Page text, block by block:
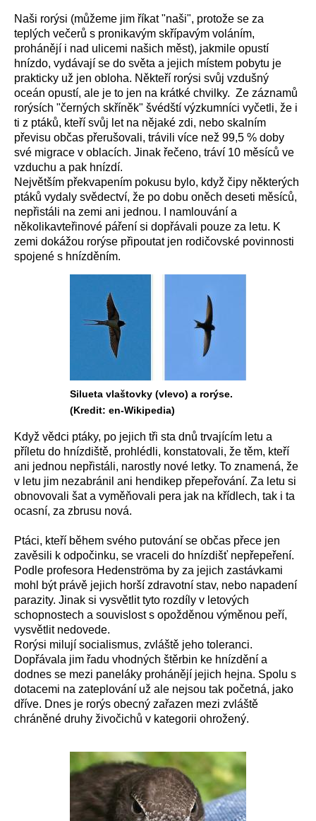
Naši rorýsi (můžeme jim říkat "naši", protože se za
teplých večerů s pronikavým skřípavým voláním,
prohánějí i nad ulicemi našich měst), jakmile opustí
hnízdo, vydávají se do světa a jejich místem pobytu je
prakticky už jen obloha. Někteří rorýsi svůj vzdušný
oceán opustí, ale je to jen na krátké chvilky. Ze záznamů
rorýsích "černých skříněk" švédští výzkumníci vyčetli, že i
ti z ptáků, kteří svůj let na nějaké zdi, nebo skalním
převisu občas přerušovali, trávili více než 99,5 % doby
své migrace v oblacích. Jinak řečeno, tráví 10 měsíců ve
vzduchu a pak hnízdí.
Největším překvapením pokusu bylo, když čipy některých
ptáků vydaly svědectví, že po dobu oněch deseti měsíců,
nepřistáli na zemi ani jednou. I namlouvání a
několikavteřinové páření si dopřávali pouze za letu. K
zemi dokážou rorýse připoutat jen rodičovské povinnosti
spojené s hnízděním.
Silueta vlaštovky (vlevo) a rorýse.
(Kredit: en-Wikipedia)
Když vědci ptáky, po jejich tři sta dnů trvajícím letu a
příletu do hnízdiště, prohlédli, konstatovali, že těm, kteří
ani jednou nepřistáli, narostly nové letky. To znamená, že
v letu jim nezabránil ani hendikep přepeřování. Za letu si
obnovovali šat a vyměňovali pera jak na křídlech, tak i ta
ocasní, za zbrusu nová.
Ptáci, kteří během svého putování se občas přece jen
zavěsili k odpočinku, se vraceli do hnízdišť nepřepeření.
Podle profesora Hedenströma by za jejich zastávkami
mohl být právě jejich horší zdravotní stav, nebo napadení
parazity. Jinak si vysvětlit tyto rozdíly v letových
schopnostech a souvislost s opožděnou výměnou peří,
vysvětlit nedovede.
Rorýsi milují socialismus, zvláště jeho toleranci.
Dopřávala jim řadu vhodných štěrbin ke hnízdění a
dodnes se mezi paneláky prohánějí jejich hejna. Spolu s
dotacemi na zateplování už ale nejsou tak početná, jako
dříve. Dnes je rorýs obecný zařazen mezi zvláště
chráněné druhy živočichů v kategorii ohrožený.